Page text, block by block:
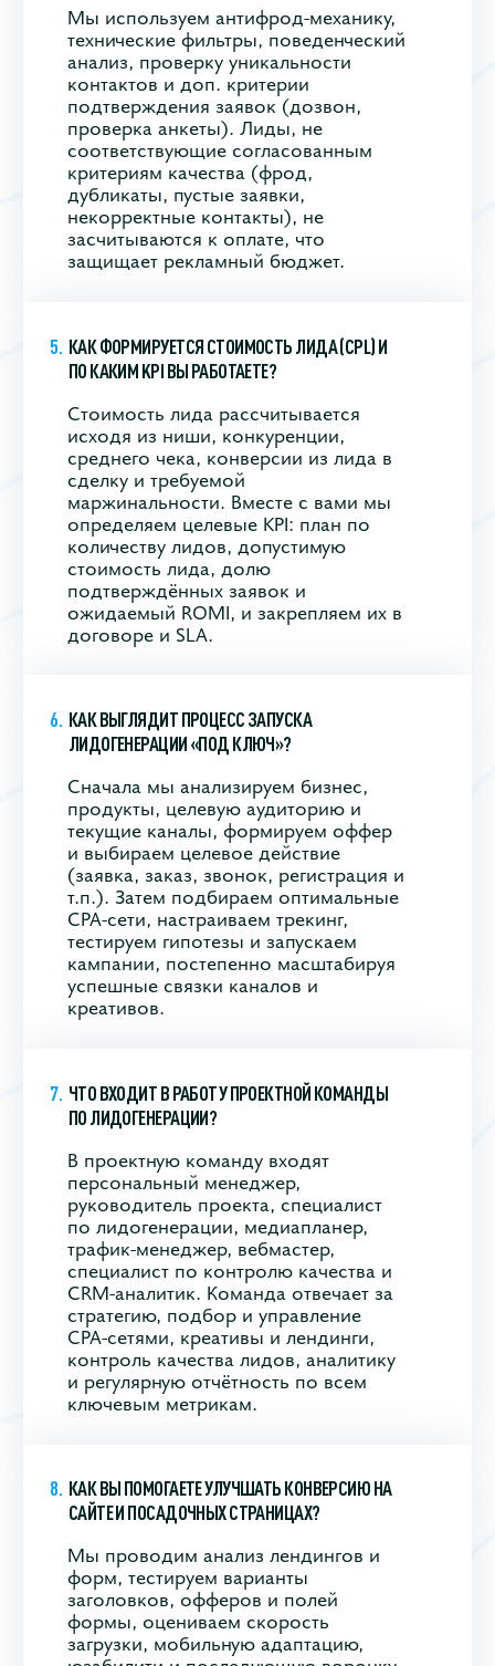
Мы используем антифрод‑механику,
технические фильтры, поведенческий
анализ, проверку уникальности
контактов и доп. критерии
подтверждения заявок (дозвон,
проверка анкеты). Лиды, не
соответствующие согласованным
критериям качества (фрод,
дубликаты, пустые заявки,
некорректные контакты), не
засчитываются к оплате, что
защищает рекламный бюджет.
КАК ФОРМИРУЕТСЯ СТОИМОСТЬ ЛИДА (CPL) И
ПО КАКИМ KPI ВЫ РАБОТАЕТЕ?
Стоимость лида рассчитывается
исходя из ниши, конкуренции,
среднего чека, конверсии из лида в
сделку и требуемой
маржинальности. Вместе с вами мы
определяем целевые KPI: план по
количеству лидов, допустимую
стоимость лида, долю
подтверждённых заявок и
ожидаемый ROMI, и закрепляем их в
договоре и SLA.
КАК ВЫГЛЯДИТ ПРОЦЕСС ЗАПУСКА
ЛИДОГЕНЕРАЦИИ «ПОД КЛЮЧ»?
Сначала мы анализируем бизнес,
продукты, целевую аудиторию и
текущие каналы, формируем оффер
и выбираем целевое действие
(заявка, заказ, звонок, регистрация и
т.п.). Затем подбираем оптимальные
CPA‑сети, настраиваем трекинг,
тестируем гипотезы и запускаем
кампании, постепенно масштабируя
успешные связки каналов и
креативов.
ЧТО ВХОДИТ В РАБОТУ ПРОЕКТНОЙ КОМАНДЫ
ПО ЛИДОГЕНЕРАЦИИ?
В проектную команду входят
персональный менеджер,
руководитель проекта, специалист
по лидогенерации, медиапланер,
трафик‑менеджер, вебмастер,
специалист по контролю качества и
CRM‑аналитик. Команда отвечает за
стратегию, подбор и управление
CPA‑сетями, креативы и лендинги,
контроль качества лидов, аналитику
и регулярную отчётность по всем
ключевым метрикам.
КАК ВЫ ПОМОГАЕТЕ УЛУЧШАТЬ КОНВЕРСИЮ НА
САЙТЕ И ПОСАДОЧНЫХ СТРАНИЦАХ?
Мы проводим анализ лендингов и
форм, тестируем варианты
заголовков, офферов и полей
формы, оцениваем скорость
загрузки, мобильную адаптацию,